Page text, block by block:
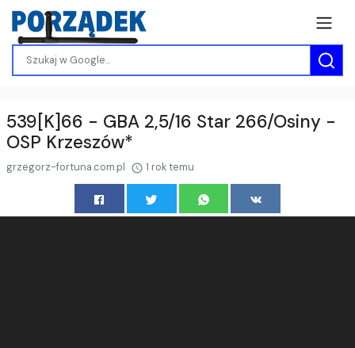
539[K]66 - GBA 2,5/16 Star 266/Osiny -
OSP Krzeszów*
grzegorz-fortuna.com.pl 1 rok temu